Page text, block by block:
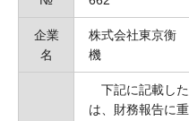
企業
名
株式会社東京衡
機
下記に記載し
は、財務報告に